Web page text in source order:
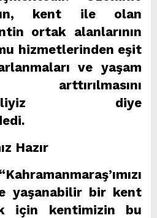
kent ile olan
ortak alanlarının
hizmetlerinden eşit
ve yaşam
arttırılmasını
diye
Hazır
yaşanabilir bir kent
için kentimizin bu